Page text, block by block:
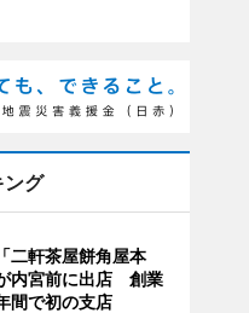
ング
二軒茶屋餅角屋本
内宮前に出店 創業
間で初の支店